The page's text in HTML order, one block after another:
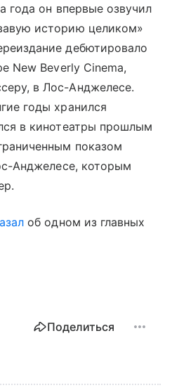
года он впервые озвучил
историю целиком»
дебютировало
New Beverly Cinema,
в Лос-Анджелесе.
годы хранился
в кинотеатры прошлым
показом
Анджелесе, которым
об одном из главных
Поделиться